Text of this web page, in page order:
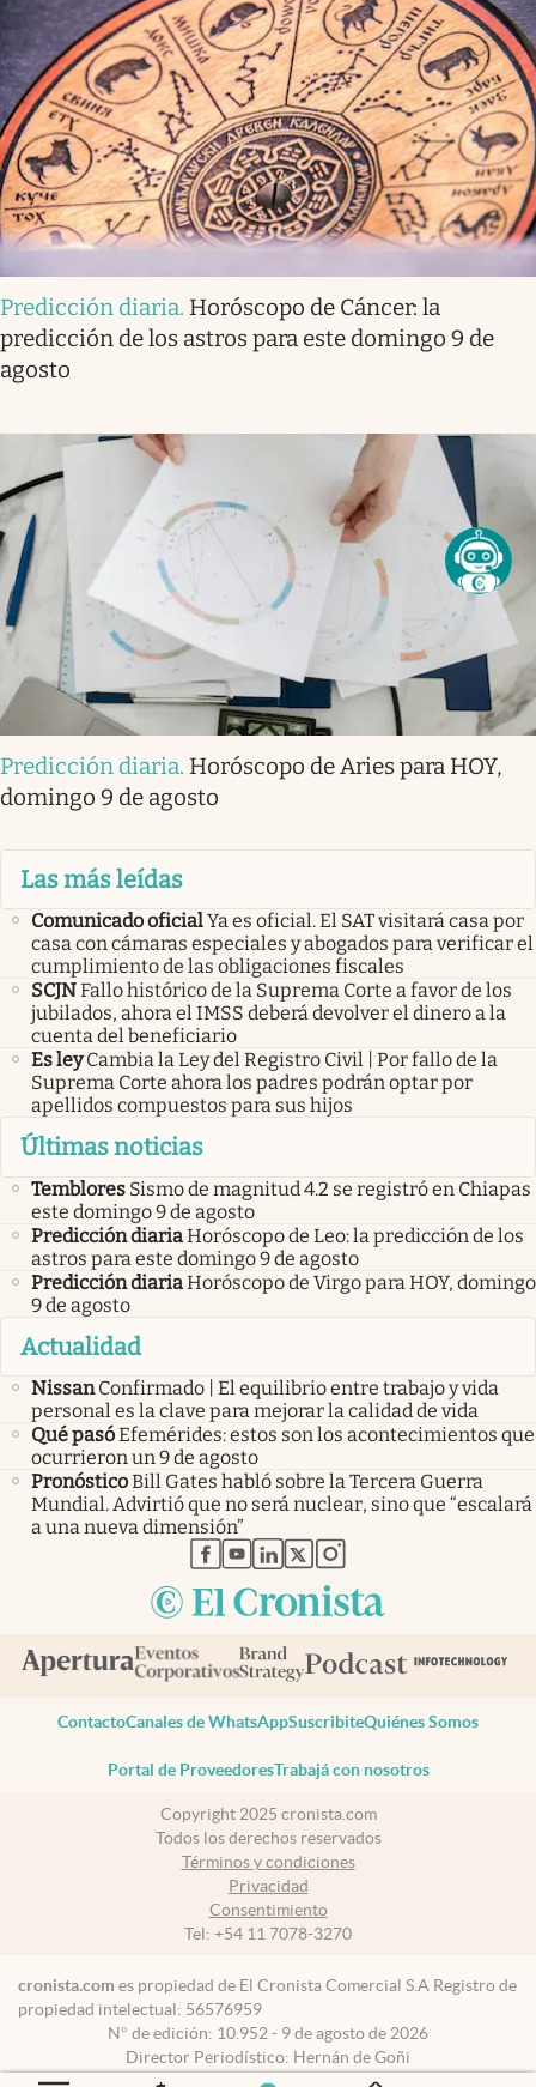
Predicción diaria. Horóscopo de Cáncer: la
predicción de los astros para este domingo 9 de
agosto
Predicción diaria. Horóscopo de Aries para HOY,
domingo 9 de agosto
Las más leídas
Comunicado oficialYa es oficial. El SAT visitará casa por
casa con cámaras especiales y abogados para verificar el
cumplimiento de las obligaciones fiscales
SCJNFallo histórico de la Suprema Corte a favor de los
jubilados, ahora el IMSS deberá devolver el dinero a la
cuenta del beneficiario
Es ley Cambia la Ley del Registro Civil | Por fallo de la
Suprema Corte ahora los padres podrán optar por
apellidos compuestos para sus hijos
Últimas noticias
Temblores Sismo de magnitud 4.2 se registró en Chiapas
este domingo 9 de agosto
Predicción diariaHoróscopo de Leo: la predicción de los
astros para este domingo 9 de agosto
Predicción diariaHoróscopo de Virgo para HOY, domingo
9 de agosto
Actualidad
Nissan Confirmado | El equilibrio entre trabajo y vida
personal es la clave para mejorar la calidad de vida
Qué pasóEfemérides: estos son los acontecimientos que
ocurrieron un 9 de agosto
PronósticoBill Gates habló sobre la Tercera Guerra
Mundial. Advirtió que no será nuclear, sino que “escalará
a una nueva dimensión”
abre en nueva pestaña
abre en nueva pestaña
abre en nueva pestaña
abre en nueva pestaña
abre en nueva pestaña
ContactoCanales de WhatsAppSuscribiteQuiénes Somos
Portal de ProveedoresTrabajá con nosotros
Copyright 2025 cronista.com
Todos los derechos reservados
Términos y condiciones
Privacidad
Consentimiento
Tel: +54 11 7078-3270
cronista.com es propiedad de El Cronista Comercial S.A Registro de
propiedad intelectual: 56576959
N° de edición: 10.952 - 9 de agosto de 2026
Director Periodístico: Hernán de Goñi